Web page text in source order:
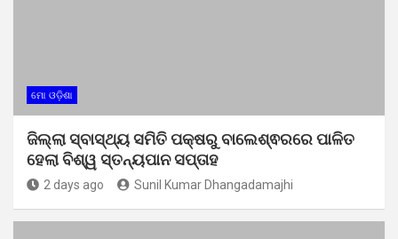
ମୋ ଓଡ଼ିଶା
ଜିଲ୍ଲା ସ୍ବାସ୍ଥ୍ୟ ସମିତି ପକ୍ଷରୁ ବାଲେଶ୍ଵରରେ ପାଳିତ
ହେଲା ବିଶ୍ୱ ସ୍ତନ୍ୟପାନ ସପ୍ତାହ
2 days ago Sunil Kumar Dhangadamajhi